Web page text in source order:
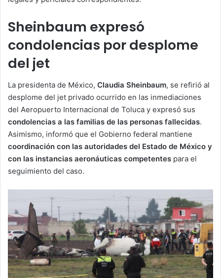
Sheinbaum expresó
condolencias por desplome
del jet
La presidenta de México, Claudia Sheinbaum, se refirió al
desplome del jet privado ocurrido en las inmediaciones
del Aeropuerto Internacional de Toluca y expresó sus
condolencias a las familias de las personas fallecidas.
Asimismo, informó que el Gobierno federal mantiene
coordinación con las autoridades del Estado de México y
con las instancias aeronáuticas competentes para el
seguimiento del caso.